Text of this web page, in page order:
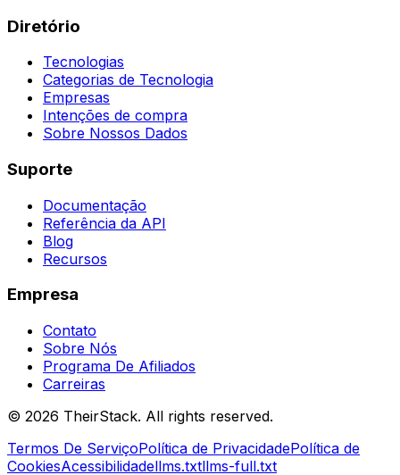
Diretório
Tecnologias
Categorias de Tecnologia
Empresas
Intenções de compra
Sobre Nossos Dados
Suporte
Documentação
Referência da API
Blog
Recursos
Empresa
Contato
Sobre Nós
Programa De Afiliados
Carreiras
© 2026 TheirStack. All rights reserved.
Termos De ServiçoPolítica de PrivacidadePolítica de
CookiesAcessibilidadellms.txtllms-full.txt